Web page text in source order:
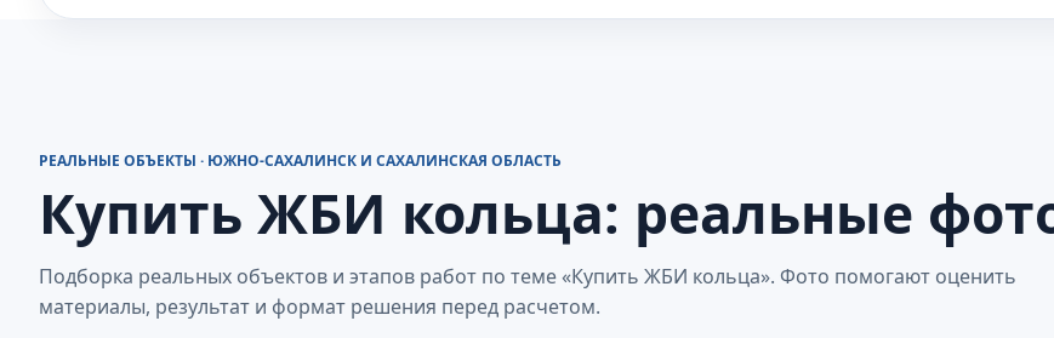
РЕАЛЬНЫЕ ОБЪЕКТЫ · ЮЖНО-САХАЛИНСК И САХАЛИНСКАЯ ОБЛАСТЬ
Купить ЖБИ кольца: реальные
Подборка реальных объектов и этапов работ по теме «Купить ЖБИ кольца». Фото помогают оценить
материалы, результат и формат решения перед расчетом.